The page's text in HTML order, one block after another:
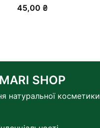
45,00 ₴
MARI SHOP
натуральної косметики